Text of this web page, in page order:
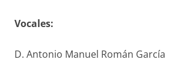
Vocales:
D. Antonio Manuel Román García